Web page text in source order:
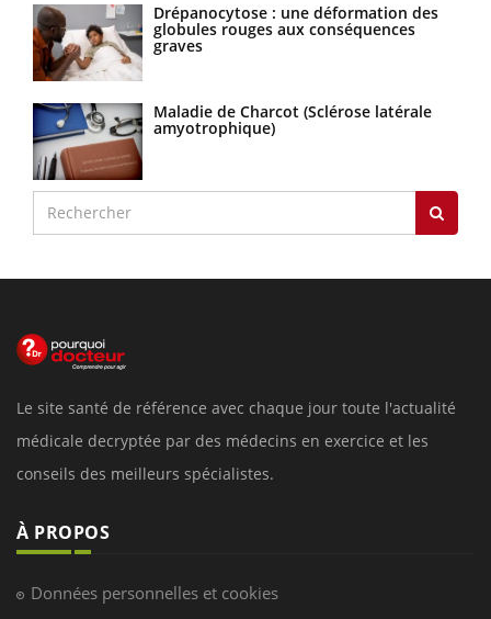
Drépanocytose : une déformation des
globules rouges aux conséquences
graves
Maladie de Charcot (Sclérose latérale
amyotrophique)
Le site santé de référence avec chaque jour toute l'actualité
médicale decryptée par des médecins en exercice et les
conseils des meilleurs spécialistes.
À PROPOS
Données personnelles et cookies